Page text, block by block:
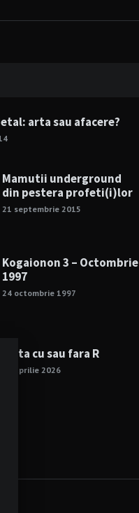
arta sau afacere?
Mamutii underground
din pestera profeti(i)lor
21 septembrie 2015
Kogaionon 3 – Octombrie
1997
24 octombrie 1997
Viata cu sau fara R
15 aprilie 2026